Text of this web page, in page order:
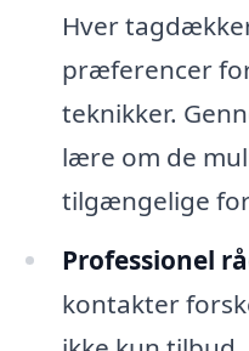
Hver
præferencer
teknikker.
lære om de
tilgængelige
Professionel
kontakter